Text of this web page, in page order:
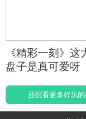
《精彩一刻》这
盘子是真可爱呀
还想看更多好玩